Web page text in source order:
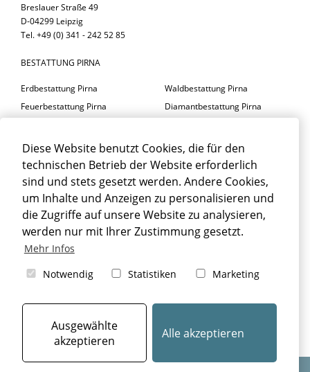
Diese Website benutzt Cookies, die für den
technischen Betrieb der Website erforderlich
sind und stets gesetzt werden. Andere Cookies,
um Inhalte und Anzeigen zu personalisieren und
die Zugriffe auf unsere Website zu analysieren,
werden nur mit Ihrer Zustimmung gesetzt.
Mehr Infos
Notwendig
Statistiken Marketing
Ausgewählte
akzeptieren
Alle akzeptieren
Breslauer Straße 49
D-04299 Leipzig
Tel. +49 (0) 341 - 242 52 85
BESTATTUNG PIRNA
Erdbestattung Pirna
Feuerbestattung Pirna
Waldbestattung Pirna
Diamantbestattung Pirna
BESTATTER PIRNA
Trauerfeier Pirna
Trauerbegleitung Pirna
Beisetzung Pirna
Trauerfloristik Pirna
Trauerhalle Pirna
TRAUERFALL PIRNA
Sterbefall Pirna
Bestattungsarten Pirna
Erbrecht Pirna